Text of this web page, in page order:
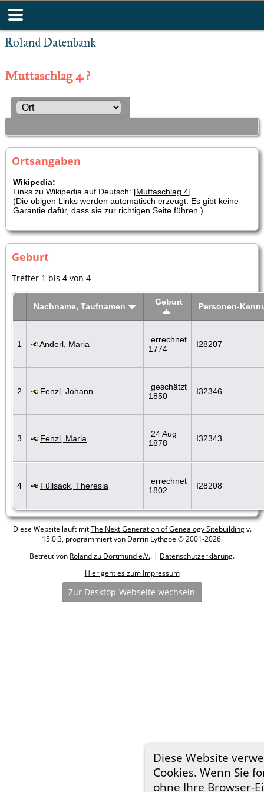
Roland Datenbank
Diese Website
Cookies. Wenn Sie
ohne Ihre Browser-
Muttaschlag 4 ?
Ortsangaben
Wikipedia:
Links zu Wikipedia auf Deutsch: [Muttaschlag 4]
(Die obigen Links werden automatisch erzeugt. Es gibt keine
Garantie dafür, dass sie zur richtigen Seite führen.)
Geburt
Treffer 1 bis 4 von 4
Nachname, Taufnamen Geburt Personen-
1 Anderl, Maria
errechnet
1774
I28207
2 Fenzl, Johann
geschätzt
1850
I32346
3 Fenzl, Maria
24 Aug
1878
I32343
4 Füllsack, Theresia
errechnet
1802
I28208
Diese Website läuft mitThe Next Generation of Genealogy Sitebuildingv.
15.0.3, programmiert von Darrin Lythgoe © 2001-2026.
Betreut von Roland zu Dortmund e.V.. | Datenschutzerklärung.
Hier geht es zum Impressum
Zur Desktop-Webseite wechseln